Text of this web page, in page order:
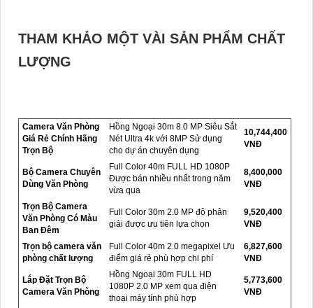
THAM KHẢO MỘT VÀI SẢN PHẨM CHẤT
LƯỢNG
Camera Văn Phòng
Giá Rẻ Chính Hãng
Trọn Bộ
Hồng Ngoại 30m 8.0 MP Siêu Sắt
Nét Ultra 4k với 8MP Sử dụng
cho dự án chuyên dụng
10,744,400
VNĐ
Bộ Camera Chuyên
Dùng Văn Phòng
Full Color 40m FULL HD 1080P
Được bán nhiều nhất trong năm
vừa qua
8,400,000
VNĐ
Trọn Bộ Camera
Văn Phòng Có Màu
Ban Đêm
Full Color 30m 2.0 MP độ phân
giải được ưu tiên lựa chọn
9,520,400
VNĐ
Trọn bộ camera văn
phòng chất lượng
Full Color 40m 2.0 megapixel Ưu
điểm giá rẻ phù hợp chi phí
6,827,600
VNĐ
Lắp Đặt Trọn Bộ
Camera Văn Phòng
Hồng Ngoại 30m FULL HD
1080P 2.0 MP xem qua điện
thoại máy tính phù hợp
5,773,600
VNĐ